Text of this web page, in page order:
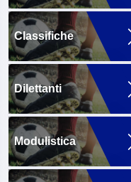
Classifiche
Dilettanti
Modulistica